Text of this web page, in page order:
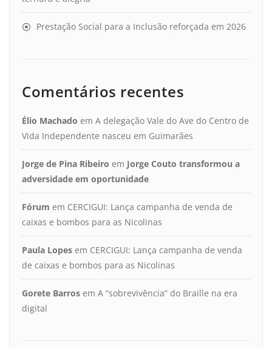
Prestação Social para a Inclusão reforçada em 2026
Comentários recentes
Élio Machado em A delegação Vale do Ave do Centro de
Vida Independente nasceu em Guimarães
Jorge de Pina Ribeiro em Jorge Couto transformou a
adversidade em oportunidade
Fórum em CERCIGUI: Lança campanha de venda de
caixas e bombos para as Nicolinas
Paula Lopes em CERCIGUI: Lança campanha de venda
de caixas e bombos para as Nicolinas
Gorete Barros em A “sobrevivência” do Braille na era
digital